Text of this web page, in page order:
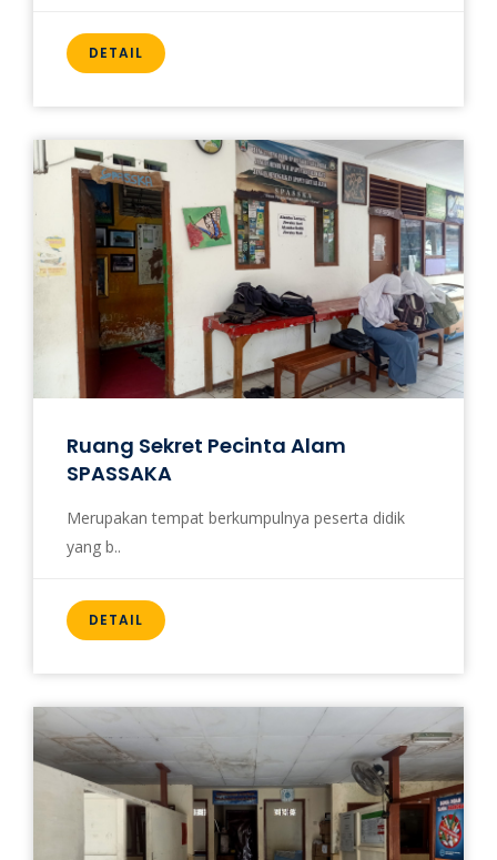
DETAIL
Ruang Sekret Pecinta Alam
SPASSAKA
Merupakan tempat berkumpulnya peserta didik
yang b..
DETAIL